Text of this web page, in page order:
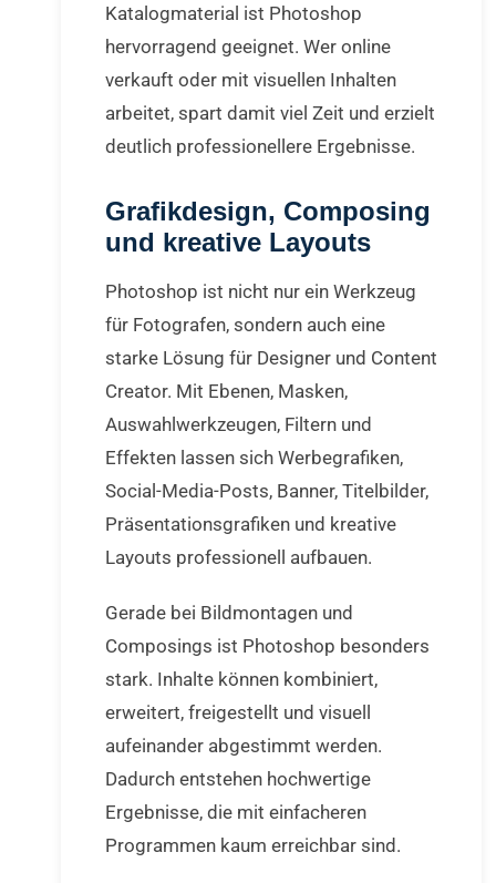
Katalogmaterial ist Photoshop
hervorragend geeignet. Wer online
verkauft oder mit visuellen Inhalten
arbeitet, spart damit viel Zeit und erzielt
deutlich professionellere Ergebnisse.
Grafikdesign, Composing
und kreative Layouts
Photoshop ist nicht nur ein Werkzeug
für Fotografen, sondern auch eine
starke Lösung für Designer und Content
Creator. Mit Ebenen, Masken,
Auswahlwerkzeugen, Filtern und
Effekten lassen sich Werbegrafiken,
Social-Media-Posts, Banner, Titelbilder,
Präsentationsgrafiken und kreative
Layouts professionell aufbauen.
Gerade bei Bildmontagen und
Composings ist Photoshop besonders
stark. Inhalte können kombiniert,
erweitert, freigestellt und visuell
aufeinander abgestimmt werden.
Dadurch entstehen hochwertige
Ergebnisse, die mit einfacheren
Programmen kaum erreichbar sind.